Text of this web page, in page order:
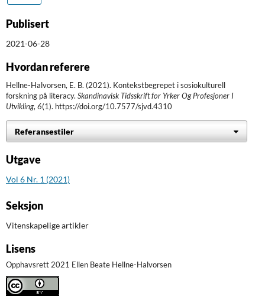
Publisert
2021-06-28
Hvordan referere
Hellne-Halvorsen, E. B. (2021). Kontekstbegrepet i sosiokulturell
forskning på literacy. Skandinavisk Tidsskrift for Yrker Og Profesjoner I
Utvikling, 6(1). https://doi.org/10.7577/sjvd.4310
Referansestiler
Utgave
Vol 6 Nr. 1 (2021)
Seksjon
Vitenskapelige artikler
Lisens
Opphavsrett 2021 Ellen Beate Hellne-Halvorsen